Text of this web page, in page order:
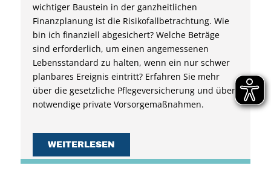
wichtiger Baustein in der ganzheitlichen
Finanzplanung ist die Risikofallbetrachtung. Wie
bin ich finanziell abgesichert? Welche Beträge
sind erforderlich, um einen angemessenen
Lebensstandard zu halten, wenn ein nur schwer
planbares Ereignis eintritt? Erfahren Sie mehr
über die gesetzliche Pflegeversicherung und über
notwendige private Vorsorgemaßnahmen.
WEITERLESEN